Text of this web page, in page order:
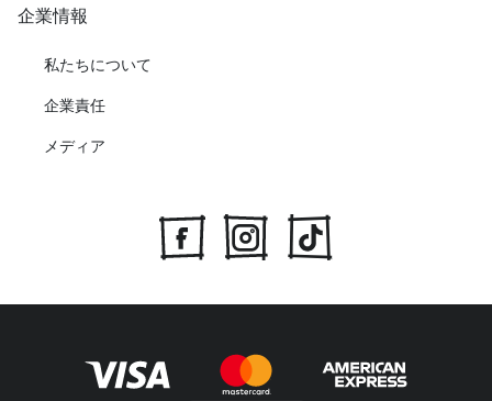
企業情報
私たちについて
企業責任
メディア